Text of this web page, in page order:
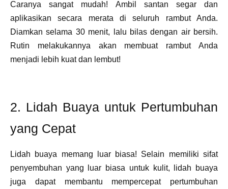
Caranya sangat mudah! Ambil santan segar dan
aplikasikan secara merata di seluruh rambut Anda.
Diamkan selama 30 menit, lalu bilas dengan air bersih.
Rutin melakukannya akan membuat rambut Anda
menjadi lebih kuat dan lembut!
2. Lidah Buaya untuk Pertumbuhan
yang Cepat
Lidah buaya memang luar biasa! Selain memiliki sifat
penyembuhan yang luar biasa untuk kulit, lidah buaya
juga dapat membantu mempercepat pertumbuhan